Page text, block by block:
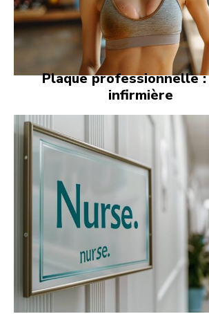
Plaque professionnelle
infirmière